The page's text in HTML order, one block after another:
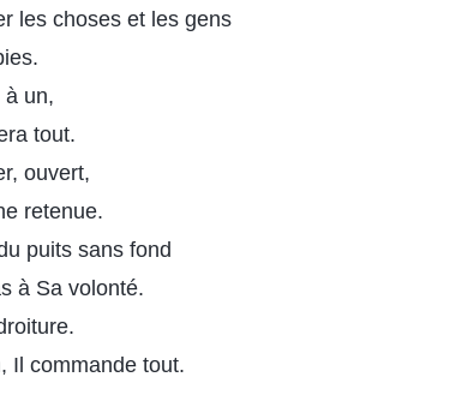
les choses et les gens
à un,
tout.
ouvert,
retenue.
puits sans fond
à Sa volonté.
Il commande tout.